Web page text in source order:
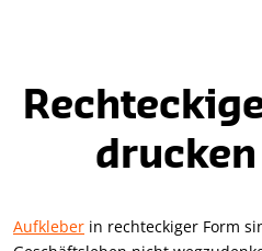
Aufkleber in rechteckiger Form